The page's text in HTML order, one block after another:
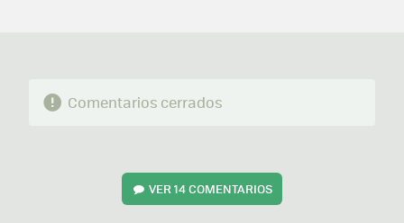
Comentarios cerrados
VER14 COMENTARIOS